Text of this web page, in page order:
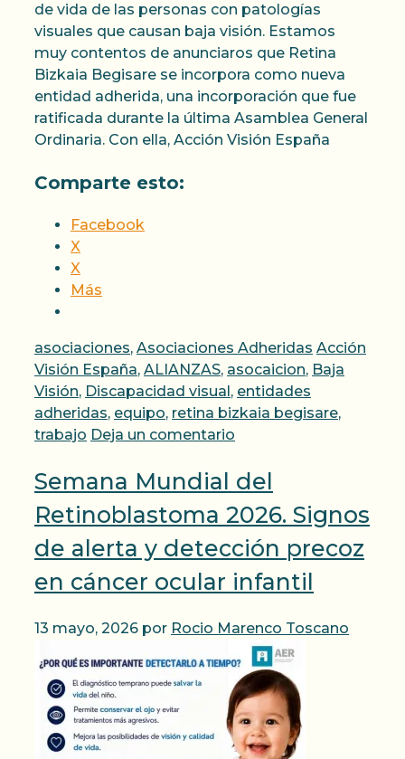
de vida de las personas con patologías
visuales que causan baja visión. Estamos
muy contentos de anunciaros que Retina
Bizkaia Begisare se incorpora como nueva
entidad adherida, una incorporación que fue
ratificada durante la última Asamblea General
Ordinaria. Con ella, Acción Visión España
Comparte esto:
Facebook
X
X
Más
Categorías
asociaciones, Asociaciones Adheridas Etiquetas
Acción
Visión España, ALIANZAS, asocaicion, Baja
Visión, Discapacidad visual , entidades
adheridas, equipo, retina bizkaia begisare,
trabajo Deja un comentario
Semana Mundial del
Retinoblastoma 2026. Signos
de alerta y detección precoz
en cáncer ocular infantil
13 mayo, 2026 por Rocio Marenco Toscano